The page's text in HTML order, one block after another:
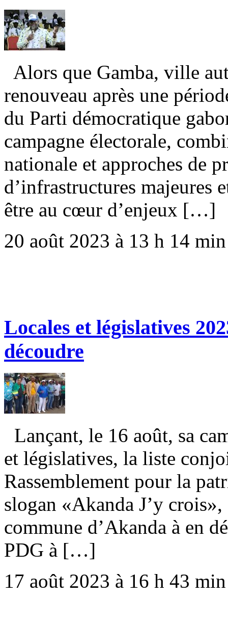
Alors que Gamba, ville
renouveau après une
du Parti démocratique
campagne électorale,
nationale et approches de
d’infrastructures majeures
être au cœur d’enjeux […]
20 août 2023 à 13 h 14 min
Locales et législatives
découdre
Lançant, le 16 août, sa
et législatives, la liste
Rassemblement pour la
slogan «Akanda J’y
commune d’Akanda à en
PDG à […]
17 août 2023 à 16 h 43 min